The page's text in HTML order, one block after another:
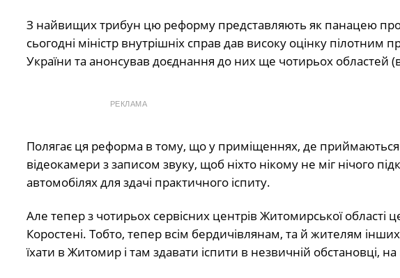
З найвищих трибун цю реформу представляють як панацею
сьогодні міністр внутрішніх справ дав високу оцінку
України та анонсував доєднання до них ще чотирьох областей
РЕКЛАМА
Полягає ця реформа в тому, що у приміщеннях, де приймаються
відеокамери з записом звуку, щоб ніхто нікому не міг нічого
автомобілях для здачі практичного іспиту.
Але тепер з чотирьох сервісних центрів Житомирської
Коростені. Тобто, тепер всім бердичівлянам, та й жителям
їхати в Житомир і там здавати іспити в незвичній обстановці,